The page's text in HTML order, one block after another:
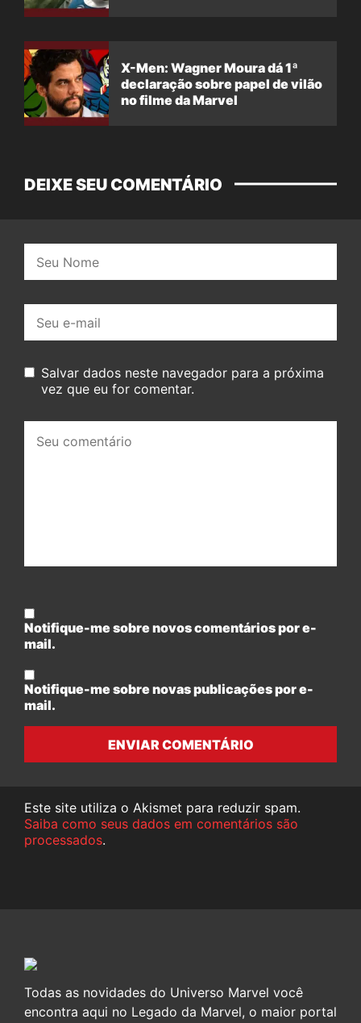
X-Men: Wagner Moura dá 1ª
declaração sobre papel de vilão
no filme da Marvel
DEIXE SEU COMENTÁRIO
mail:
Salvar dados neste navegador para a próxima
vez que eu for comentar.
comentário:
Notifique-me sobre novos comentários por e-
mail.
Notifique-me sobre novas publicações por e-
mail.
ENVIAR COMENTÁRIO
Este site utiliza o Akismet para reduzir spam.
Saiba como seus dados em comentários são
processados.
Todas as novidades do Universo Marvel você
encontra aqui no Legado da Marvel, o maior portal